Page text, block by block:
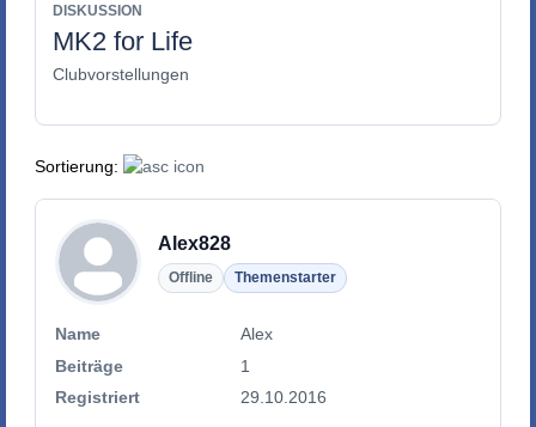
DISKUSSION
MK2 for Life
Clubvorstellungen
Sortierung:
Alex828
Offline Themenstarter
Name
Alex
Beiträge
1
Registriert
29.10.2016